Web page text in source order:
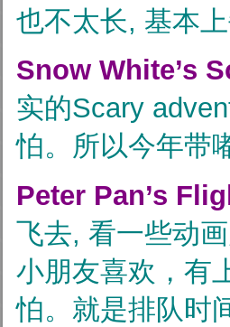
也不太长, 基本
Snow White’s
实的Scary
怕。所以今年带
Peter Pan’s
飞去, 看一些动
小朋友喜欢，有
怕。就是排队时